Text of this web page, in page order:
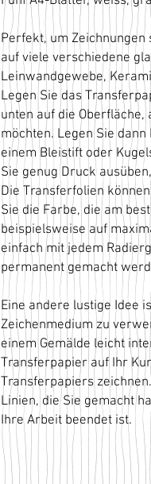
Perfekt, um Zeichnungen
auf viele verschiedene
Leinwandgewebe,
Legen Sie das
unten auf die
möchten. Legen Sie
einem Bleistift oder
Sie genug Druck
Die Transferfolien
Sie die Farbe, die am
beispielsweise auf
einfach mit jedem
permanent gemacht
Eine andere lustige Idee
Zeichenmedium zu
einem Gemälde leicht
Transferpapier auf Ihr
Transferpapiers
Linien, die Sie gemacht
Ihre Arbeit beendet ist.